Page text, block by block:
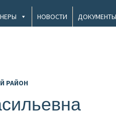
НОВОСТИ ДОКУМЕНТЫ
РАЙОН